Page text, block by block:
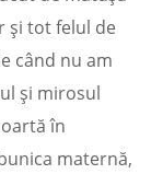
și tot felul de
când nu am
și mirosul
în
maternă,